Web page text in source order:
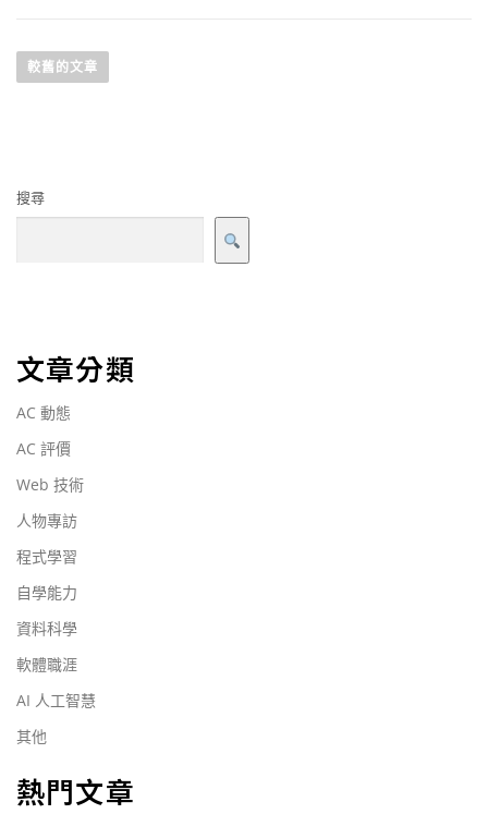
較舊的文章
搜尋
文章分類
AC 動態
AC 評價
Web 技術
人物專訪
程式學習
自學能力
資料科學
軟體職涯
AI 人工智慧
其他
熱門文章